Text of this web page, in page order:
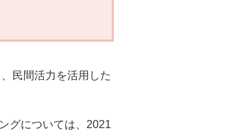
民間活力を活用した
グについては、2021